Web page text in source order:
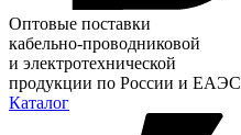
Оптовые поставки
кабельно-проводниковой
и электротехнической
продукции по России и ЕАЭС
Каталог